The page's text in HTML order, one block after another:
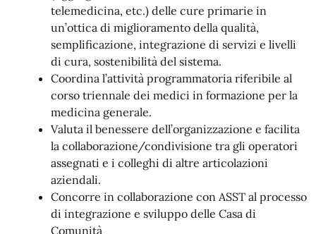
telemedicina, etc.) delle cure primarie in
un’ottica di miglioramento della qualità,
semplificazione, integrazione di servizi e livelli
di cura, sostenibilità del sistema.
Coordina l’attività programmatoria riferibile al
corso triennale dei medici in formazione per la
medicina generale.
Valuta il benessere dell’organizzazione e facilita
la collaborazione/condivisione tra gli operatori
assegnati e i colleghi di altre articolazioni
aziendali.
Concorre in collaborazione con ASST al processo
di integrazione e sviluppo delle Casa di
Comunità